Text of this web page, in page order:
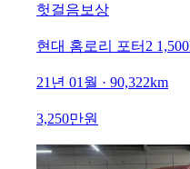
헛걸음보상
현대 홈로리 포터2
21년 01월 · 90,322km
3,250만원